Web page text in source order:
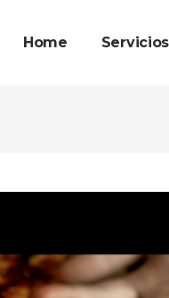
Home Servicios